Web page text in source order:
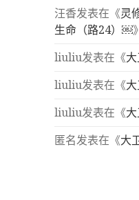
汪香发表在《灵
生命（路24）￼》
liuliu发表在《
liuliu发表在《
liuliu发表在《
匿名发表在《大